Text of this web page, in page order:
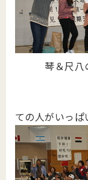
琴＆尺八
茶道体
ての人がいっぱ